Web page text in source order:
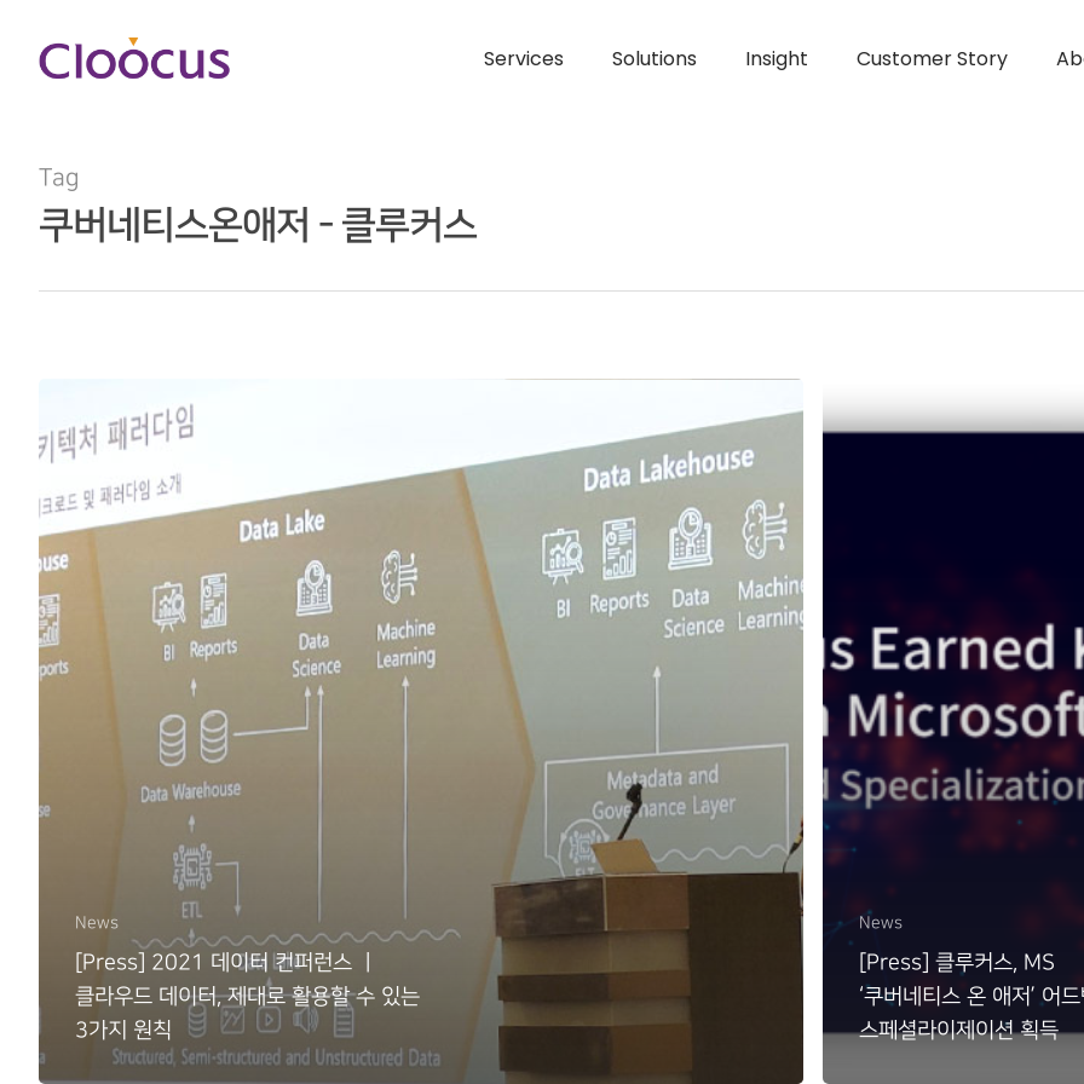
Hit enter to search or ESC to close
Services Solutions Insight Customer Story
Tag
쿠버네티스온애저 - 클루커스
News
[Press] 2021 데이터 컨퍼런스 ㅣ
클라우드 데이터, 제대로 활용할 수 있는
3가지 원칙
News
[Press] 클루커스, MS
‘쿠버네티스 온 애저’ 어
스페셜라이제이션 획득